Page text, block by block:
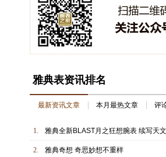
雅典表资讯排名
最新资讯文章 本月最热文章 评
1. 雅典全新BLAST月之狂想腕表 续写天
2. 雅典奇想 奇思妙想不重样